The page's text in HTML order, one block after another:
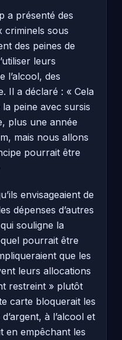
a présenté des
criminels sous
des peines de
leurs
l’alcool, des
Il a déclaré : « Cela
peine avec sursis
plus une année
mais nous allons
pourrait être
envisageaient de
dépenses d’autres
souligne la
pourrait être
que les
leurs allocations
restreint » plutôt
carte bloquerait les
à l’alcool et
en empêchant les